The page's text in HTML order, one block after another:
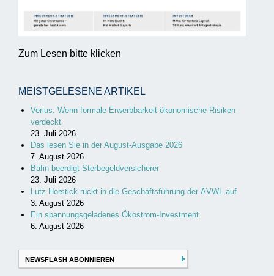
Zum Lesen bitte klicken
MEISTGELESENE ARTIKEL
Verius: Wenn formale Erwerbbarkeit ökonomische Risiken
verdeckt
23. Juli 2026
Das lesen Sie in der August-Ausgabe 2026
7. August 2026
Bafin beerdigt Sterbegeldversicherer
23. Juli 2026
Lutz Horstick rückt in die Geschäftsführung der ÄVWL auf
3. August 2026
Ein spannungsgeladenes Ökostrom-Investment
6. August 2026
NEWSFLASH ABONNIEREN